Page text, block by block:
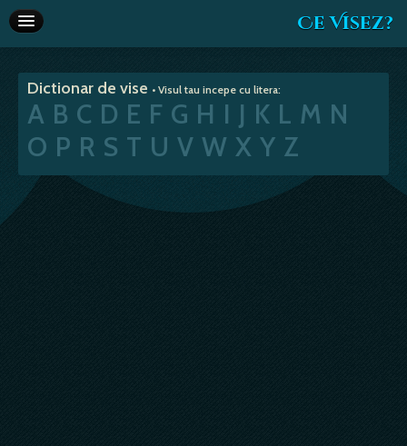
Ce Visez?
Interpretare vise
Articole
Va recomandam
Dictionar de vise • Visul tau incepe cu litera:
A B C D E F G H I J K L M N
O P R S T U V W X Y Z